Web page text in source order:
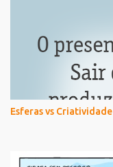
Esferas vs Criatividade